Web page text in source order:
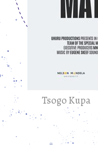
Tsogo Kupa